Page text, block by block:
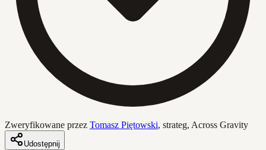
Zweryfikowane przez Tomasz Piętowski, strateg, Across Gravity
Udostępnij